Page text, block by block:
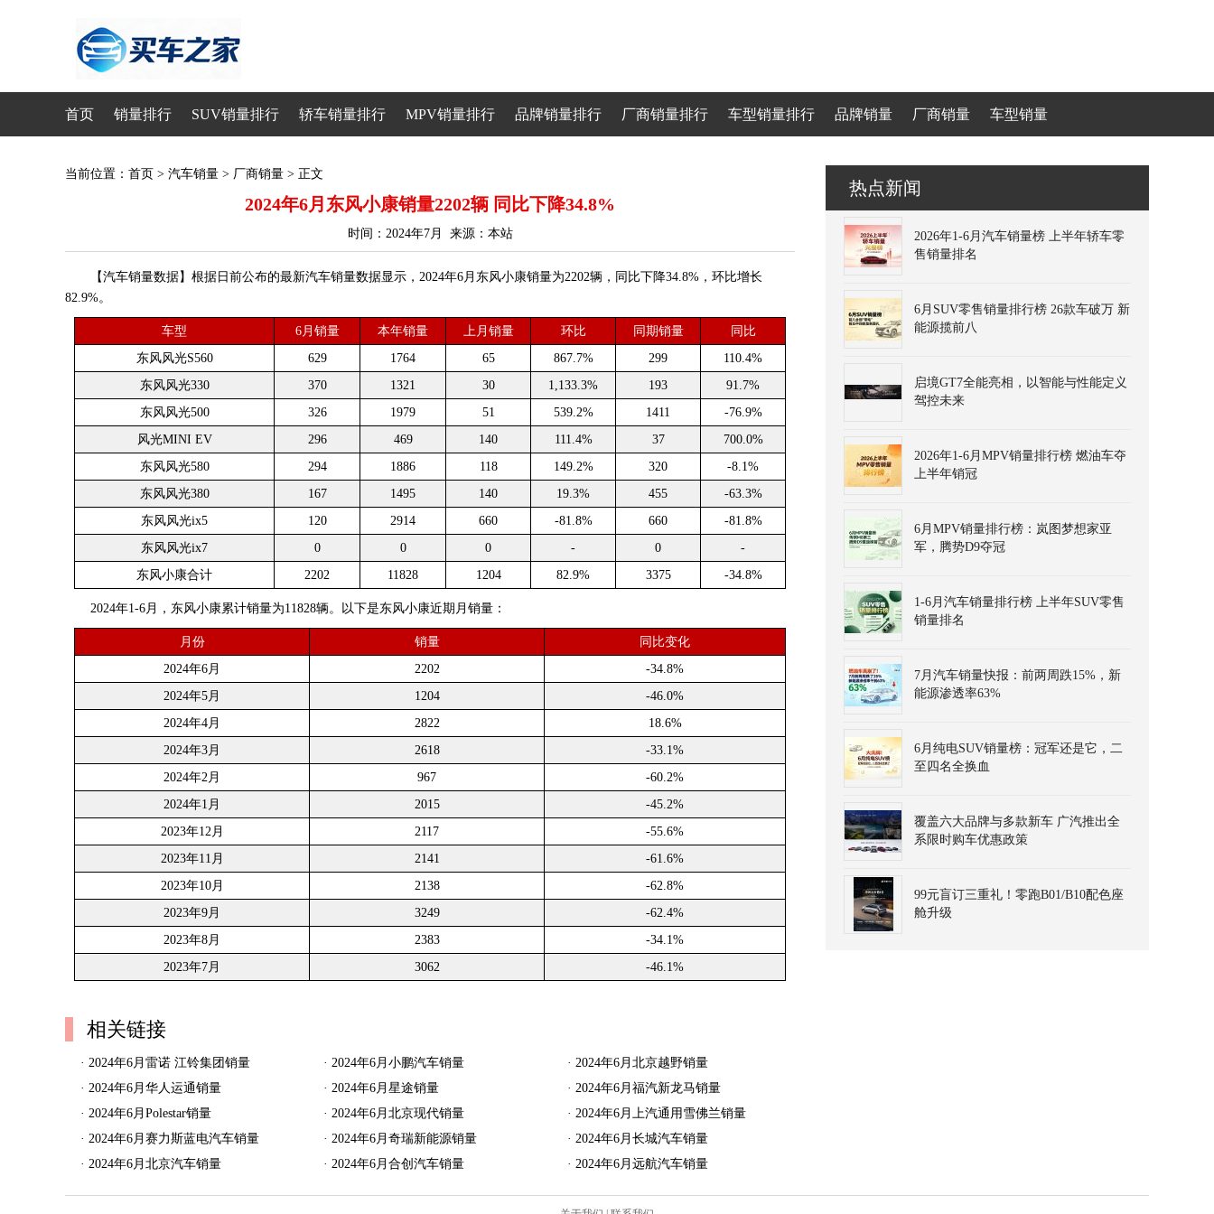
首页 销量排行 SUV销量排行 轿车销量排行 MPV销量排行 品牌销量排行 厂商销量排行 车型销量排行 品牌销量 厂商销量 车型销量
当前位置： 首页 > 汽车销量 > 厂商销量 > 正文
2024年6月东风小康销量2202辆 同比下降34.8%
时间：2024年7月 来源：本站
【汽车销量数据】根据日前公布的最新汽车销量数据显示，2024年6月东风小康销量为2202辆，同比下降34.8%，环比增长
82.9%。
车型 6月销量 本年销量 上月销量 环比 同期销量
同比
东风风光S560
629 1764 65 867.7% 299
110.4%
东风风光330
370 1321 30 1,133.3% 193
91.7%
东风风光500
326 1979 51 539.2% 1411
-76.9%
风光MINI EV
296 469 140 111.4% 37
700.0%
东风风光580
294 1886 118 149.2% 320
-8.1%
东风风光380
167 1495 140 19.3% 455
-63.3%
东风风光ix5
120 2914 660 -81.8% 660
-81.8%
东风风光ix7
0 0 0 - 0
-
东风小康合计
2202 11828 1204 82.9% 3375 -34.8%
2024年1-6月，东风小康累计销量为11828辆。以下是东风小康近期月销量：
月份 销量
同比变化
2024年6月
2202
-34.8%
2024年5月
1204
-46.0%
2024年4月
2822
18.6%
2024年3月
2618
-33.1%
2024年2月
967
-60.2%
2024年1月
2015
-45.2%
2023年12月
2117
-55.6%
2023年11月
2141
-61.6%
2023年10月
2138
-62.8%
2023年9月
3249
-62.4%
2023年8月
2383
-34.1%
2023年7月
3062 -46.1%
相关链接
· 2024年6月雷诺 江铃集团销量 ·2024年6月小鹏汽车销量 · 2024年6月北京越野销量
· 2024年6月华人运通销量 ·2024年6月星途销量 · 2024年6月福汽新龙马销量
· 2024年6月Polestar销量 ·2024年6月北京现代销量 · 2024年6月上汽通用雪佛兰销量
· 2024年6月赛力斯蓝电汽车销量 ·2024年6月奇瑞新能源销量 · 2024年6月长城汽车销量
· 2024年6月北京汽车销量 ·2024年6月合创汽车销量 · 2024年6月远航汽车销量
热点新闻
2026年1-6月汽车销量榜 上半年轿车零
售销量排名
6月SUV零售销量排行榜 26款车破万 新
能源揽前八
启境GT7全能亮相，以智能与性能定义
驾控未来
2026年1-6月MPV销量排行榜 燃油车夺
上半年销冠
6月MPV销量排行榜：岚图梦想家亚
军，腾势D9夺冠
1-6月汽车销量排行榜 上半年SUV零售
销量排名
7月汽车销量快报：前两周跌15%，新
能源渗透率63%
6月纯电SUV销量榜：冠军还是它，二
至四名全换血
覆盖六大品牌与多款新车 广汽推出全
系限时购车优惠政策
99元盲订三重礼！零跑B01/B10配色座
舱升级